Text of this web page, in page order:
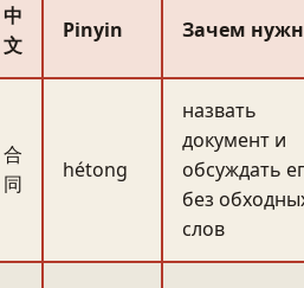
中
文
Pinyin Зачем
合
同
hétong
назвать
документ и
обсуждать
без
слов